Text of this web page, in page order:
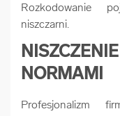
Rozkodowanie
niszczarni.
NORMAMI
Profesjonalizm